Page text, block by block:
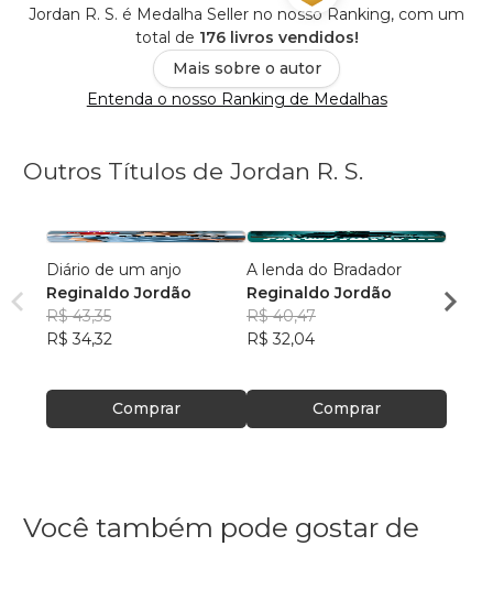
Jordan R. S. é Medalha Seller no nosso Ranking, com um
total de 176 livros vendidos!
Mais sobre o autor
Entenda o nosso Ranking de Medalhas
Outros Títulos de Jordan R. S.
Diário de um anjo
Reginaldo Jordão
R$ 43,35
R$ 34,32
Comprar
A lenda do Bradador
Reginaldo Jordão
R$ 40,47
R$ 32,04
Comprar
R$
Você também pode gostar de